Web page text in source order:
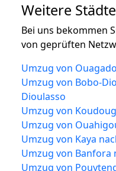
Weitere
Bei uns bekommen
von geprüften
Umzug von
Umzug von Bobo-
Dioulasso
Umzug von
Umzug von
Umzug von Kaya
Umzug von Banfora
Umzug von